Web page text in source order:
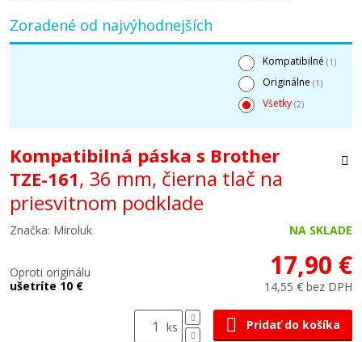
Zoradené od najvýhodnejších
Kompatibilné (1)
Originálne (1)
Všetky (2)
Kompatibilná páska s Brother
TZE-161, 36 mm, čierna tlač na
priesvitnom podklade
Značka: Miroluk NA SKLADE
Oproti originálu
ušetríte 10 €
17,90 €
14,55 € bez DPH
ks Pridať do košíka